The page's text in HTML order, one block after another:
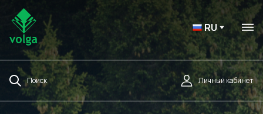
RU
Поиск Личный кабинет